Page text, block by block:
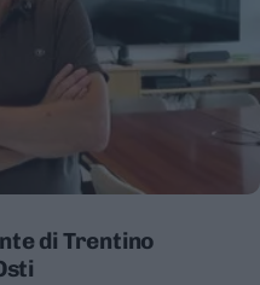
di Trentino